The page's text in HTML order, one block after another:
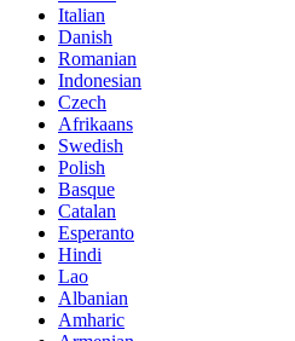
Italian
Danish
Romanian
Indonesian
Czech
Afrikaans
Swedish
Polish
Basque
Catalan
Esperanto
Hindi
Lao
Albanian
Amharic